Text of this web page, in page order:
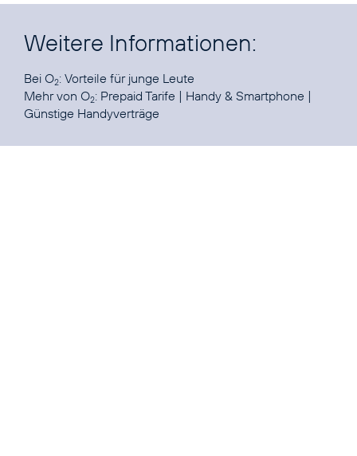
Weitere Informationen:
Bei O2: Vorteile für junge Leute
Mehr von O2: Prepaid Tarife | Handy & Smartphone |
Günstige Handyverträge